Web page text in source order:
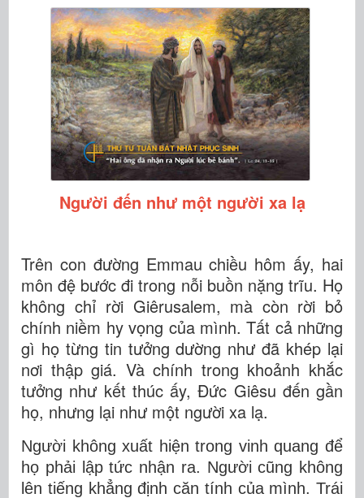
Người đến như một người xa lạ
Trên con đường Emmau chiều hôm ấy, hai
môn đệ bước đi trong nỗi buồn nặng trĩu. Họ
không chỉ rời Giêrusalem, mà còn rời bỏ
chính niềm hy vọng của mình. Tất cả những
gì họ từng tin tưởng dường như đã khép lại
nơi thập giá. Và chính trong khoảnh khắc
tưởng như kết thúc ấy, Đức Giêsu đến gần
họ, nhưng lại như một người xa lạ.
Người không xuất hiện trong vinh quang để
họ phải lập tức nhận ra. Người cũng không
lên tiếng khẳng định căn tính của mình. Trái